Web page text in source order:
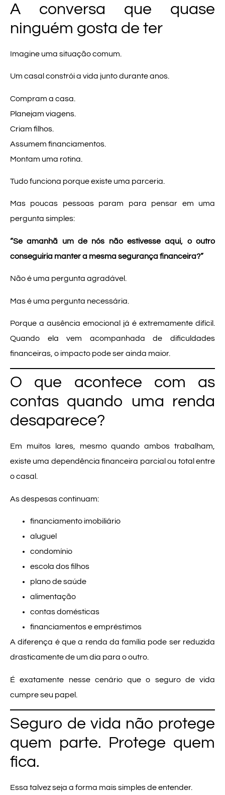
A conversa que quase
ninguém gosta de ter
Imagine uma situação comum.
Um casal constrói a vida junto durante anos.
Compram a casa.
Planejam viagens.
Criam filhos.
Assumem financiamentos.
Montam uma rotina.
Tudo funciona porque existe uma parceria.
Mas poucas pessoas param para pensar em uma
pergunta simples:
“Se amanhã um de nós não estivesse aqui, o outro
conseguiria manter a mesma segurança financeira?”
Não é uma pergunta agradável.
Mas é uma pergunta necessária.
Porque a ausência emocional já é extremamente difícil.
Quando ela vem acompanhada de dificuldades
financeiras, o impacto pode ser ainda maior.
O que acontece com as
contas quando uma renda
desaparece?
Em muitos lares, mesmo quando ambos trabalham,
existe uma dependência financeira parcial ou total entre
o casal.
As despesas continuam:
financiamento imobiliário
aluguel
condomínio
escola dos filhos
plano de saúde
alimentação
contas domésticas
financiamentos e empréstimos
A diferença é que a renda da família pode ser reduzida
drasticamente de um dia para o outro.
É exatamente nesse cenário que o seguro de vida
cumpre seu papel.
Seguro de vida não protege
quem parte. Protege quem
fica.
Essa talvez seja a forma mais simples de entender.